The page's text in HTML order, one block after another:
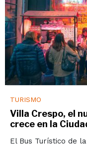
TURISMO
Villa Crespo, el
crece en la
El Bus Turístico de